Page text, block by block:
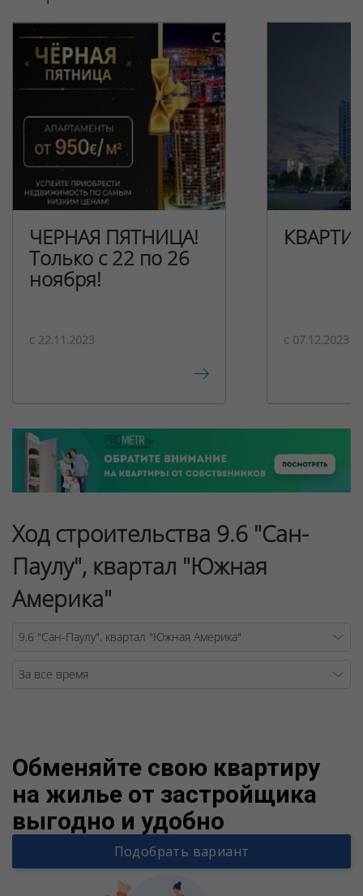
ЧЕРНАЯ ПЯТНИЦА!
Только с 22 по 26
ноября!
c 22.11.2023 c 07.12.2023
Ход строительства 9.6 "Сан-
Паулу", квартал "Южная
Америка"
Обменяйте свою квартиру
на жилье от застройщика
выгодно и удобно
Подобрать вариант